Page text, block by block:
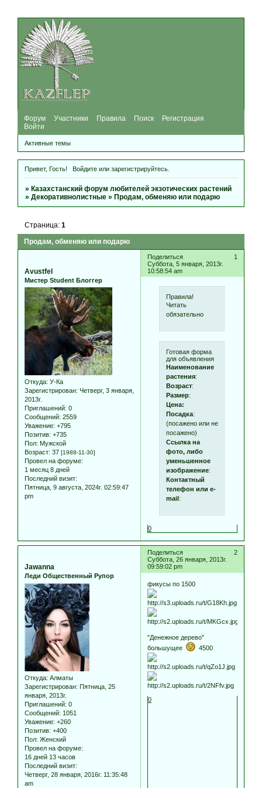
Форум Участники Правила Поиск
Регистрация
Войти
Активные темы
Привет, Гость! Войдитеили зарегистрируйтесь.
»Казахстанский форум любителей экзотических растений
»Декоративнолистные »Продам, обменяю или подарю
Продам, обменяю или подарю
Страница:1
Поделиться
1
Суббота, 5 января, 2013г.
10:58:54 am
Avustfel
Мистер Student Блоггер
Откуда: У-Ка
Зарегистрирован: Четверг, 3 января,
2013г.
Приглашений: 0
Сообщений: 2559
Уважение: +795
Позитив: +735
Пол: Мужской
Возраст: 37 [1988-11-30]
Провел на форуме:
1 месяц 8 дней
Последний визит:
Пятница, 9 августа, 2024г. 02:59:47
pm
Правила!
Читать
обязательно
Готовая форма
для объявления
Наименование
растения:
Возраст:
Размер:
Цена:
Посадка:
(посажено или не
посажено)
Ссылка на
фото, либо
уменьшенное
изображение:
Контактный
телефон или e-
mail:
0
Поделиться
2
Суббота, 26 января, 2013г.
09:59:02 pm
Jawanna
Леди Общественный Рупор
Откуда: Алматы
Зарегистрирован: Пятница, 25
января, 2013г.
Приглашений: 0
Сообщений: 1051
Уважение: +260
Позитив: +400
Пол: Женский
Провел на форуме:
16 дней 13 часов
Последний визит:
Четверг, 28 января, 2016г. 11:35:48
am
фикусы по 1500
"Денежное дерево"
большущее
4500
0